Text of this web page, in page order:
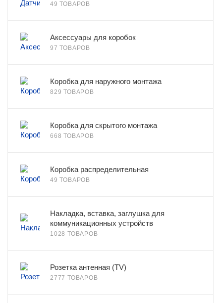
49 ТОВАРОВ
Аксессуары для коробок
97 ТОВАРОВ
Коробка для наружного монтажа
829 ТОВАРОВ
Коробка для скрытого монтажа
668 ТОВАРОВ
Коробка распределительная
49 ТОВАРОВ
Накладка, вставка, заглушка для
коммуникационных устройств
1028 ТОВАРОВ
Розетка антенная (TV)
2777 ТОВАРОВ